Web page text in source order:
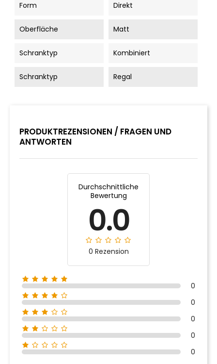
Form Direkt
Oberfläche Matt
Schranktyp Kombiniert
Schranktyp Regal
PRODUKTREZENSIONEN / FRAGEN UND
ANTWORTEN
Durchschnittliche
Bewertung
0.0
0 Rezension
0
0
0
0
0